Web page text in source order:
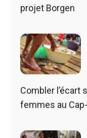
projet Borgen
Combler l’écart
femmes au